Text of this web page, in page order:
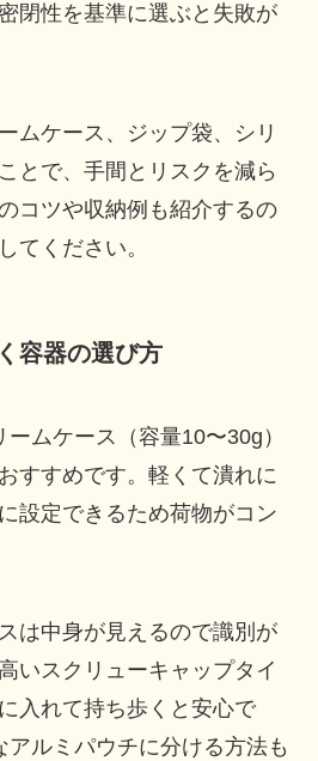
閉性を基準に選ぶと失敗が
ムケース、ジップ袋、シリ
とで、手間とリスクを減ら
コツや収納例も紹介するの
てください。
容器の選び方
ムケース（容量10〜30g）
すすめです。軽くて潰れに
設定できるため荷物がコン
は中身が見えるので識別が
いスクリューキャップタイ
入れて持ち歩くと安心で
ルミパウチに分ける方法も